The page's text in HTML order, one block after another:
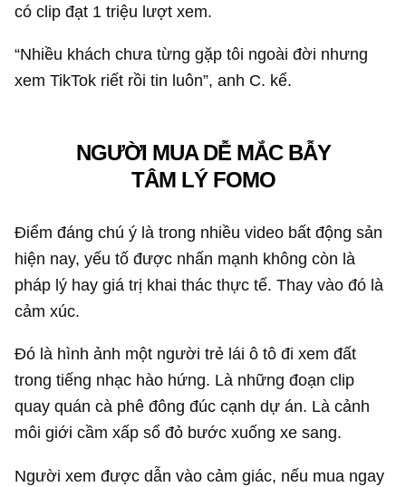
có clip đạt 1 triệu lượt xem.
“Nhiều khách chưa từng gặp tôi ngoài đời nhưng
xem TikTok riết rồi tin luôn”, anh C. kể.
NGƯỜI MUA DỄ MẮC BẪY
TÂM LÝ FOMO
Điểm đáng chú ý là trong nhiều video bất động sản
hiện nay, yếu tố được nhấn mạnh không còn là
pháp lý hay giá trị khai thác thực tế. Thay vào đó là
cảm xúc.
Đó là hình ảnh một người trẻ lái ô tô đi xem đất
trong tiếng nhạc hào hứng. Là những đoạn clip
quay quán cà phê đông đúc cạnh dự án. Là cảnh
môi giới cầm xấp sổ đỏ bước xuống xe sang.
Người xem được dẫn vào cảm giác, nếu mua ngay